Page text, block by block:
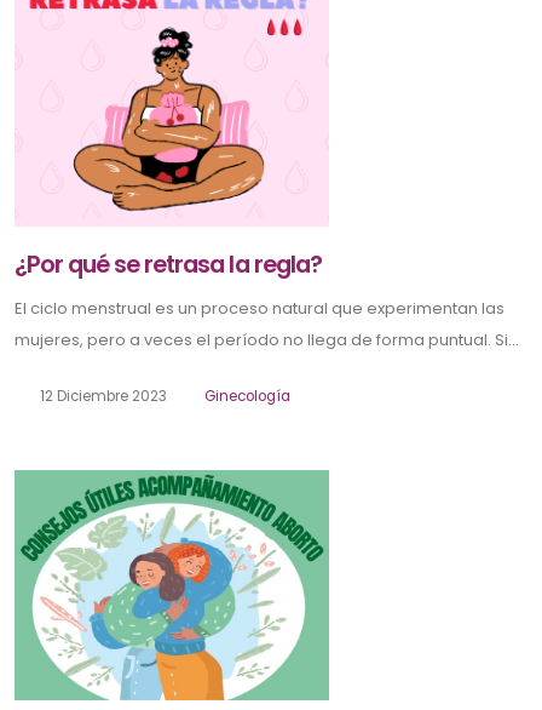
¿Por qué se retrasa la regla?
El ciclo menstrual es un proceso natural que experimentan las
mujeres, pero a veces el período no llega de forma puntual. Si...
12 Diciembre 2023 Ginecología